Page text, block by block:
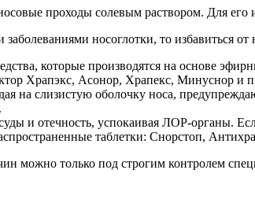
проходы солевым раствором. Для его
носоглотки, то избавиться от
которые производятся на основе
Храпэкс, Асонор, Храпекс, Минуснор и
на слизистую оболочку носа,
и отечность, успокаивая ЛОР-органы.
таблетки: Снорстоп,
можно только под строгим контролем